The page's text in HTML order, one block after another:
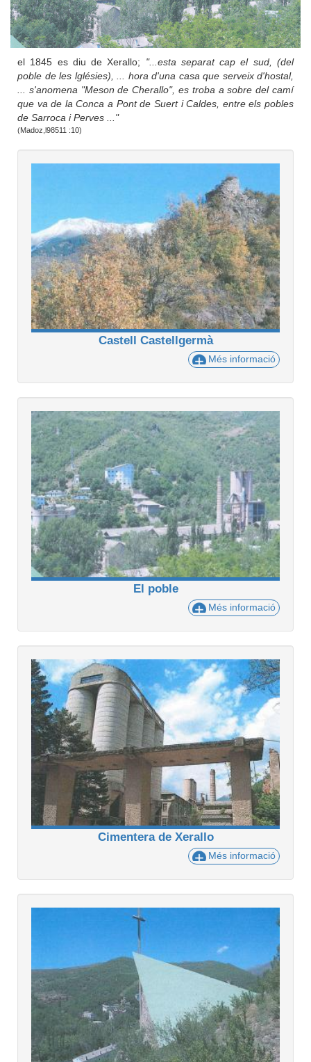
el 1845 es diu de Xerallo; "...esta separat cap el sud, (del
poble de les lglésies), ... hora d'una casa que serveix d'hostal,
... s'anomena "Meson de Cherallo", es troba a sobre del camí
que va de la Conca a Pont de Suert i Caldes, entre els pobles
de Sarroca i Perves ..."
(Madoz,l98511 :10)
Castell Castellgermà
Més informació
El poble
Més informació
Cimentera de Xerallo
Més informació